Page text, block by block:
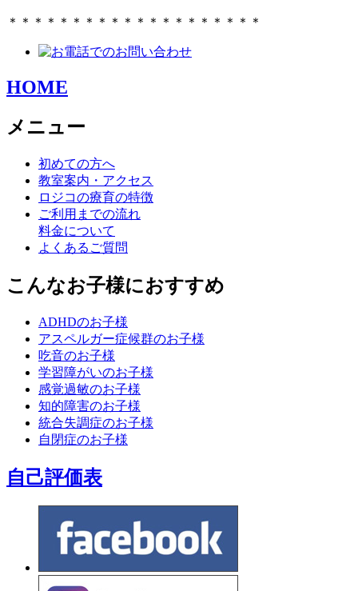
＊＊＊＊＊＊＊＊＊＊＊＊＊＊＊＊＊＊＊＊
HOME
メニュー
初めての方へ
教室案内・アクセス
ロジコの療育の特徴
ご利用までの流れ
料金について
よくあるご質問
こんなお子様におすすめ
ADHDのお子様
アスペルガー症候群のお子様
吃音のお子様
学習障がいのお子様
感覚過敏のお子様
知的障害のお子様
統合失調症のお子様
自閉症のお子様
自己評価表